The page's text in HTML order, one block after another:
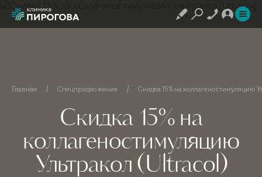
Главная Спецпредложения Скидка 15% на коллагеностимуляцию
Скидка 15% на
коллагеностимуляцию
Ультракол (Ultracol)